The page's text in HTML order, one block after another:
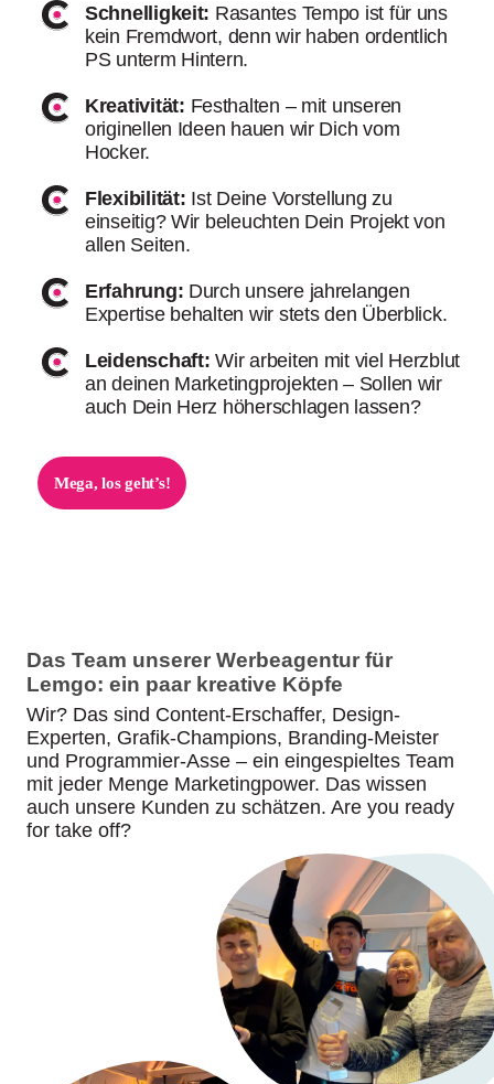
Schnelligkeit: Rasantes Tempo ist für uns
kein Fremdwort, denn wir haben ordentlich
PS unterm Hintern.
Kreativität: Festhalten – mit unseren
originellen Ideen hauen wir Dich vom
Hocker.
Flexibilität: Ist Deine Vorstellung zu
einseitig? Wir beleuchten Dein Projekt von
allen Seiten.
Erfahrung: Durch unsere jahrelangen
Expertisebehalten wir stets den Überblick.
Leidenschaft:Wir arbeiten mit viel Herzblut
an deinen Marketingprojekten – Sollen wir
auch Dein Herz höherschlagen lassen?
Mega, los geht’s!
Das Team unserer Werbeagentur für
Lemgo: ein paar kreative Köpfe
Wir? Das sind Content-Erschaffer, Design-
Experten, Grafik-Champions, Branding-Meister
und Programmier-Asse – ein eingespieltes Team
mit jeder Menge Marketingpower. Das wissen
auch unsere Kunden zu schätzen. Are you ready
for take off?